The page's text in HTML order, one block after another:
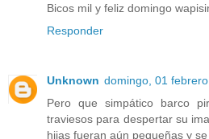
Bicos mil y feliz domingo
Responder
Unknown domingo, 01
Pero que simpático barco
traviesos para despertar su
hijas fueran aún pequeñas y